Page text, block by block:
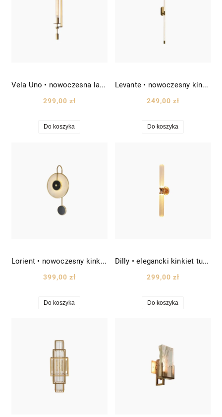
Vela Uno • nowoczesna lampa ścienna wys. 66 cm złoty
299,00 zł
Do koszyka
Levante • nowoczesny kinkiet LED wys. 80 cm złoty
249,00 zł
Do koszyka
Lorient • nowoczesny kinkiet LED Ø25 złoty-marmur
399,00 zł
Do koszyka
Dilly • elegancki kinkiet tuba wys. 60 cm różowe złoto
299,00 zł
Do koszyka